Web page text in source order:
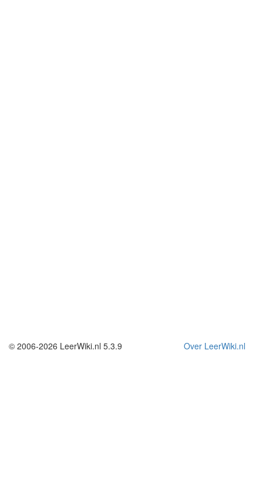
Over LeerWiki.nl
© 2006-2026 LeerWiki.nl 5.3.9